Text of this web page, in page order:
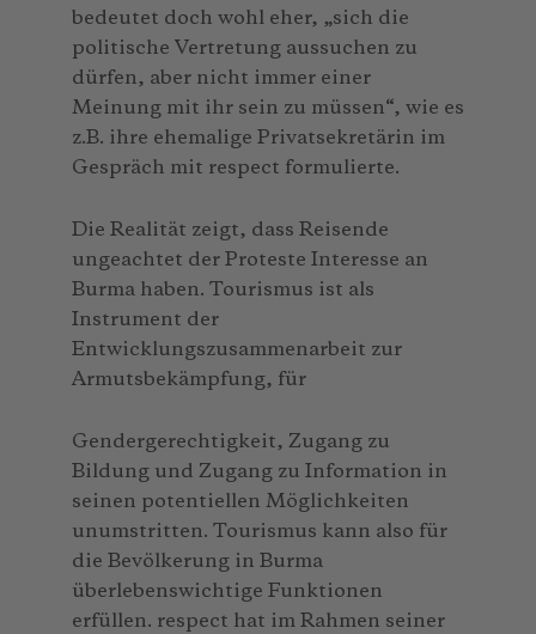
bedeutet doch wohl eher, „sich die
politische Vertretung aussuchen zu
dürfen, aber nicht immer einer
Meinung mit ihr sein zu müssen“, wie es
z.B. ihre ehemalige Privatsekretärin im
Gespräch mit respect formulierte.
Die Realität zeigt, dass Reisende
ungeachtet der Proteste Interesse an
Burma haben. Tourismus ist als
Instrument der
Entwicklungszusammenarbeit zur
Armutsbekämpfung, für
Gendergerechtigkeit, Zugang zu
Bildung und Zugang zu Information in
seinen potentiellen Möglichkeiten
unumstritten. Tourismus kann also für
die Bevölkerung in Burma
überlebenswichtige Funktionen
erfüllen. respect hat im Rahmen seiner